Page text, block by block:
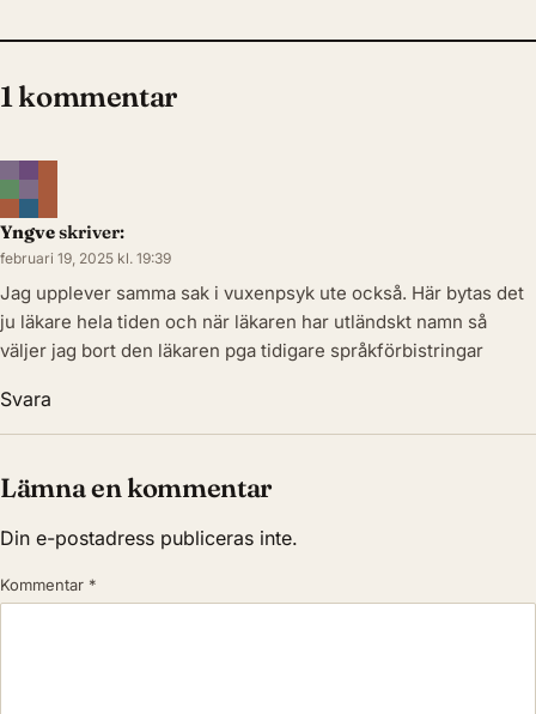
1 kommentar
Yngveskriver:
februari 19, 2025 kl. 19:39
Jag upplever samma sak i vuxenpsyk ute också. Här bytas det
ju läkare hela tiden och när läkaren har utländskt namn så
väljer jag bort den läkaren pga tidigare språkförbistringar
Svara
Lämna en kommentar
Din e-postadress publiceras inte.
Kommentar *